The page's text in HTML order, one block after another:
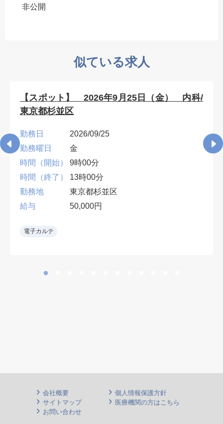
非公開
似ている求人
【スポット】 2026年9月25日（金） 内科/
東京都杉並区
勤務日
2026/09/25
勤務曜日
金
時間（開始）
9時00分
時間（終了）
13時00分
勤務地
東京都杉並区
給与
50,000円
電子カルテ
会社概要
個人情報保護方針
サイトマップ
医療機関の方はこちら
お問い合わせ